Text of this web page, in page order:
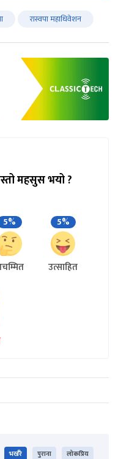
रास्वपा महाधिवेशन
महसुस भयो ?
5% 5%
उत्साहित
भर्खरै पुराना लोकप्रिय